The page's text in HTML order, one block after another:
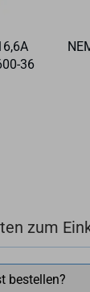
​​36
zum
bestellen?